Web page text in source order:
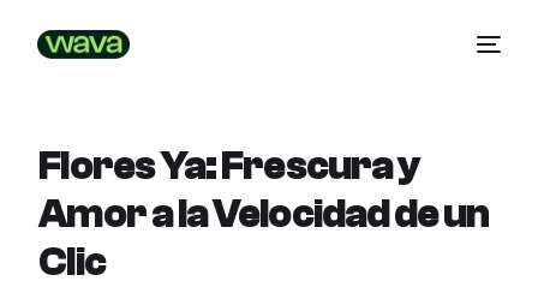
Flores Ya: Frescura y
Amor a la Velocidad de un
Clic